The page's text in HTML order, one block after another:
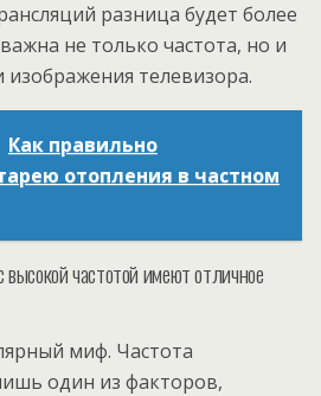
разница будет более
не только частота, но и
изображения телевизора.
Как правильно
отопления в частном
частотой имеют отличное
миф. Частота
один из факторов,